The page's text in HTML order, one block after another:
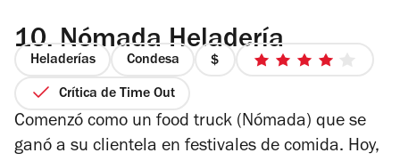
10. Nómada Heladería
Heladerías Condesa
precio
de
4
5
estrellas
Crítica de Time Out
Comenzó como un food truck (Nómada) que se
ganó a su clientela en festivales de comida. Hoy,